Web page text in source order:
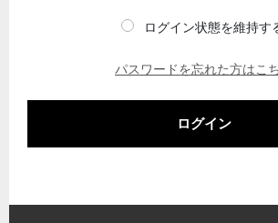
ログイン状態を維持す
パスワードを忘れた方はこ
ログイン